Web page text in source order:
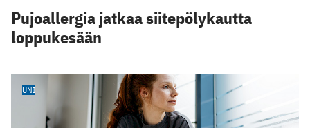
Pujoallergia jatkaa siitepölykautta
loppukesään
UNI